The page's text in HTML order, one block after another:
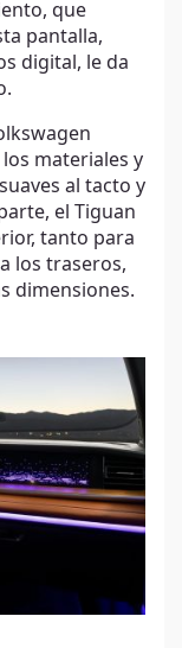
que
pantalla,
digital, le da
materiales y
al tacto y
el Tiguan
tanto para
los traseros,
dimensiones.